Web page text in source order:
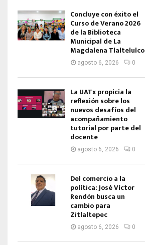
Concluye con éxito el
Curso de Verano 2026
de la Biblioteca
Municipal de La
Magdalena Tlaltelulco
agosto 6, 2026 0
La UATx propicia la
reflexión sobre los
nuevos desafíos del
acompañamiento
tutorial por parte del
docente
agosto 6, 2026 0
Del comercio a la
política: José Víctor
Rendón busca un
cambio para
Zitlaltepec
agosto 6, 2026 0